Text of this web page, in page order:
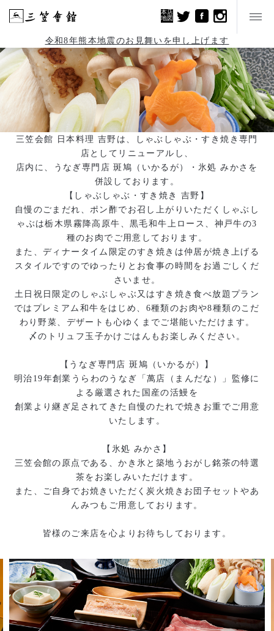
本店
地図
令和8年熊本地震のお見舞いを申し上げます
三笠会館 日本料理 吉野は、しゃぶしゃぶ・すき焼き専門
店としてリニューアルし、
店内に、うなぎ専門店 斑鳩（いかるが）・氷処 みかさを
併設しております。
【しゃぶしゃぶ・すき焼き 吉野】
自慢のごまだれ、ポン酢でお召し上がりいただくしゃぶし
ゃぶは栃木県霧降高原牛、黒毛和牛上ロース、神戸牛の3
種のお肉でご用意しております。
また、ディナータイム限定のすき焼きは仲居が焼き上げる
スタイルですのでゆったりとお食事の時間をお過ごしくだ
さいませ。
土日祝日限定のしゃぶしゃぶ又はすき焼き食べ放題プラン
ではプレミアム和牛をはじめ、6種類のお肉や8種類のこだ
わり野菜、デザートも心ゆくまでご堪能いただけます。
〆のトリュフ玉子かけごはんもお楽しみください。
【うなぎ専門店 斑鳩（いかるが）】
明治19年創業うらわのうなぎ「萬店（まんだな）」監修に
よる厳選された国産の活鰻を
創業より継ぎ足されてきた自慢のたれで焼きお重でご用意
いたします。
【氷処 みかさ】
三笠会館の原点である、かき氷と築地うおがし銘茶の特選
茶をお楽しみいただけます。
また、ご自身でお焼きいただく炭火焼きお団子セットやあ
んみつもご用意しております。
皆様のご来店を心よりお待ちしております。